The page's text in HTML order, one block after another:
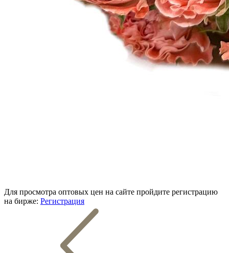
Для просмотра оптовых цен на сайте пройдите регистрацию
на бирже: Регистрация